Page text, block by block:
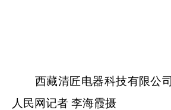
西藏清匠电器科技有限公
人民网记者 李海霞摄